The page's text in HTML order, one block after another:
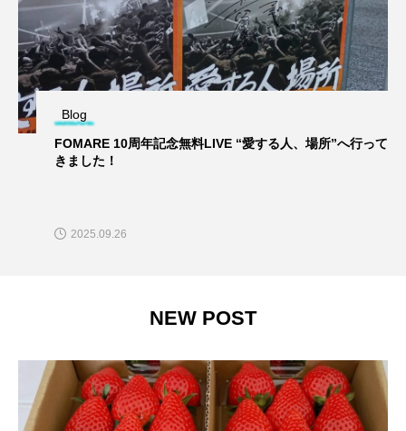
Blog
FOMARE 10周年記念無料LIVE “愛する人、場所”へ行って
きました！
2025.09.26
NEW POST